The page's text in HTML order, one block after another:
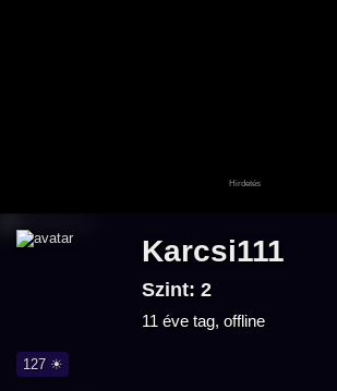
Karcsi111
Szint: 2
11 éve tag, offline
127 ☀